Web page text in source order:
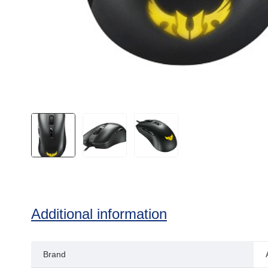
Additional information
Brand